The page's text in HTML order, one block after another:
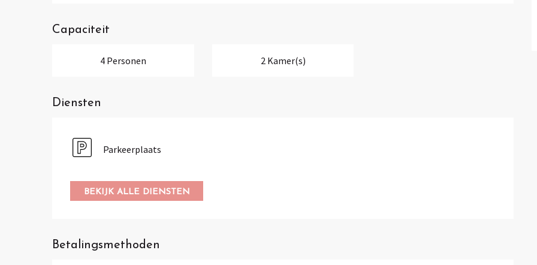
Capaciteit
4 Personen 2 Kamer(s)
Diensten
Parkeerplaats
BEKIJK ALLE DIENSTEN
Betalingsmethoden